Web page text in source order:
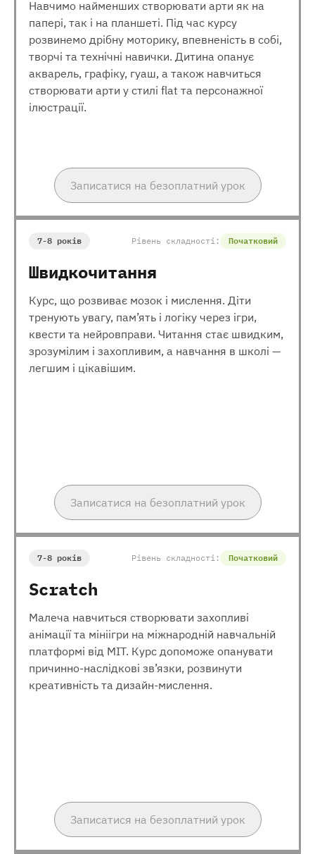
Навчимо найменших створювати арти як на
папері, так і на планшеті. Під час курсу
розвинемо дрібну моторику, впевненість в собі,
творчі та технічні навички. Дитина опанує
акварель, графіку, гуаш, а також навчиться
створювати арти у стилі flat та персонажної
ілюстрації.
Записатися на безоплатний урок
7-8 років Рівень складності: Початковий
Швидкочитання
Курс, що розвиває мозок і мислення. Діти
тренують увагу, пам’ять і логіку через ігри,
квести та нейровправи. Читання стає швидким,
зрозумілим і захопливим, а навчання в школі —
легшим і цікавішим.
Записатися на безоплатний урок
7-8 років Рівень складності: Початковий
Scratch
Малеча навчиться створювати захопливі
анімації та мініігри на міжнародній навчальній
платформі від МІТ. Курс допоможе опанувати
причинно-наслідкові зв’язки, розвинути
креативність та дизайн-мислення.
Записатися на безоплатний урок